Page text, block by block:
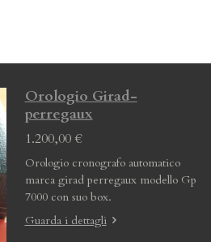
Orologio Girad-
perregaux
1.200,00 €
Orologio cronografo automatico
marca girad perregaux modello Gp
7000 con suo box.
Guarda i dettagli